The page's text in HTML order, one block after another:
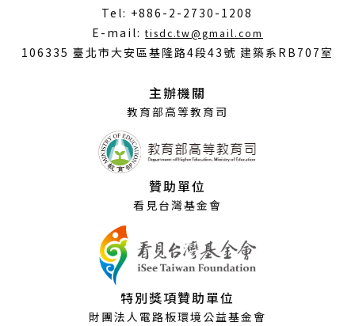
Tel: +886-2-2730-1208
E-mail:tisdc.tw@gmail.com
開
106335 臺北市大安區基隆路4段43號 建築系RB707室
主辦機關
教育部高等教育司
贊助單位
看見台灣基金會
特別獎項贊助單位
財團法人電路板環境公益基金會